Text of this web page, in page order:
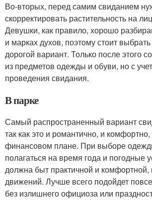
Во-вторых, перед самим свиданием
скорректировать растительность на
Девушки, как правило, хорошо
и марках духов, поэтому стоит
дорогой вариант. Только после этого
из предметов одежды и обуви, но с
проведения свидания.
В парке
Самый распространенный вариант
так как это и романтично, и
финансовом плане. При выборе
полагаться на время года и погодные
должна быт практичной и
движений. Лучше всего подойдет
без излишнего официоза или